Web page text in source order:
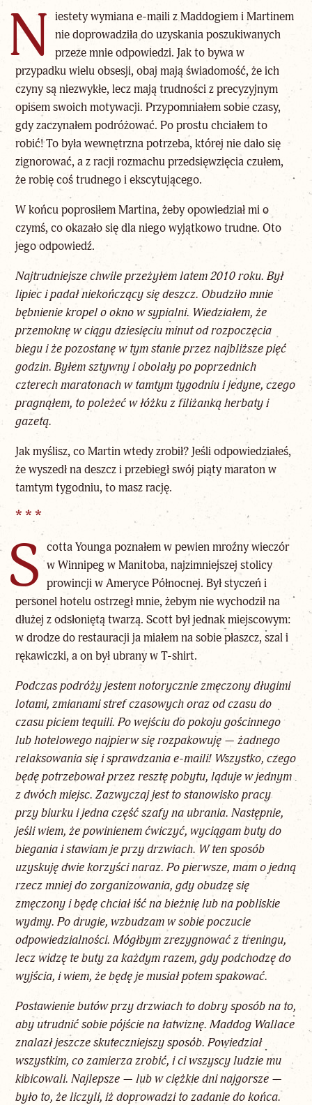
N iestety wymiana e-maili z Maddogiem i Martinem
nie doprowadziła do uzyskania poszukiwanych
przeze mnie odpowiedzi. Jak to bywa w
przypadku wielu obsesji, obaj mają świadomość, że ich
czyny są niezwykłe, lecz mają trudności z precyzyjnym
opisem swoich motywacji. Przypomniałem sobie czasy,
gdy zaczynałem podróżować. Po prostu chciałem to
robić! To była wewnętrzna potrzeba, której nie dało się
zignorować, a z racji rozmachu przedsięwzięcia czułem,
że robię coś trudnego i ekscytującego.
W końcu poprosiłem Martina, żeby opowiedział mi o
czymś, co okazało się dla niego wyjątkowo trudne. Oto
jego odpowiedź.
Najtrudniejsze chwile przeżyłem latem 2010 roku. Był
lipiec i padał niekończący się deszcz. Obudziło mnie
bębnienie kropel o okno w sypialni. Wiedziałem, że
przemoknę w ciągu dziesięciu minut od rozpoczęcia
biegu i że pozostanę w tym stanie przez najbliższe pięć
godzin. Byłem sztywny i obolały po poprzednich
czterech maratonach w tamtym tygodniu i jedyne, czego
pragnąłem, to poleżeć w łóżku z filiżanką herbaty i
gazetą.
Jak myślisz, co Martin wtedy zrobił? Jeśli odpowiedziałeś,
że wyszedł na deszcz i przebiegł swój piąty maraton w
tamtym tygodniu, to masz rację.
* * *
S cotta Younga poznałem w pewien mroźny wieczór
w Winnipeg w Manitoba, najzimniejszej stolicy
prowincji w Ameryce Północnej. Był styczeń i
personel hotelu ostrzegł mnie, żebym nie wychodził na
dłużej z odsłoniętą twarzą. Scott był jednak miejscowym:
w drodze do restauracji ja miałem na sobie płaszcz, szal i
rękawiczki, a on był ubrany w T-shirt.
Podczas podróży jestem notorycznie zmęczony długimi
lotami, zmianami stref czasowych oraz od czasu do
czasu piciem tequili. Po wejściu do pokoju gościnnego
lub hotelowego najpierw się rozpakowuję — żadnego
relaksowania się i sprawdzania e-maili! Wszystko, czego
będę potrzebował przez resztę pobytu, ląduje w jednym
z dwóch miejsc. Zazwyczaj jest to stanowisko pracy
przy biurku i jedna część szafy na ubrania. Następnie,
jeśli wiem, że powinienem ćwiczyć, wyciągam buty do
biegania i stawiam je przy drzwiach. W ten sposób
uzyskuję dwie korzyści naraz. Po pierwsze, mam o jedną
rzecz mniej do zorganizowania, gdy obudzę się
zmęczony i będę chciał iść na bieżnię lub na pobliskie
wydmy. Po drugie, wzbudzam w sobie poczucie
odpowiedzialności. Mógłbym zrezygnować z treningu,
lecz widzę te buty za każdym razem, gdy podchodzę do
wyjścia, i wiem, że będę je musiał potem spakować.
Postawienie butów przy drzwiach to dobry sposób na to,
aby utrudnić sobie pójście na łatwiznę. Maddog Wallace
znalazł jeszcze skuteczniejszy sposób. Powiedział
wszystkim, co zamierza zrobić, i ci wszyscy ludzie mu
kibicowali. Najlepsze — lub w ciężkie dni najgorsze —
było to, że liczyli, iż doprowadzi to zadanie do końca.